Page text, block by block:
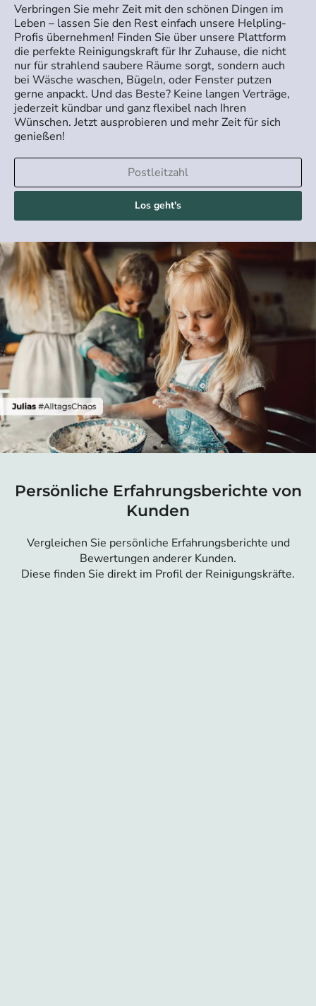
Verbringen Sie mehr Zeit mit den schönen Dingen im
Leben – lassen Sie den Rest einfach unsere Helpling-
Profis übernehmen! Finden Sie über unsere Plattform
die perfekte Reinigungskraft für Ihr Zuhause, die nicht
nur für strahlend saubere Räume sorgt, sondern auch
bei Wäsche waschen, Bügeln, oder Fenster putzen
gerne anpackt. Und das Beste? Keine langen Verträge,
jederzeit kündbar und ganz flexibel nach Ihren
Wünschen. Jetzt ausprobieren und mehr Zeit für sich
genießen!
Los geht's
Persönliche Erfahrungsberichte von
Kunden
Vergleichen Sie persönliche Erfahrungsberichte und
Bewertungen anderer Kunden.
Diese finden Sie direkt im Profil der Reinigungskräfte.